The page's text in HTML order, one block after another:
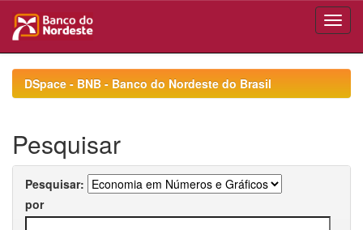
navigationDSpace - BNB - Banco do Nordeste do Brasil
Pesquisar
Pesquisar:
por